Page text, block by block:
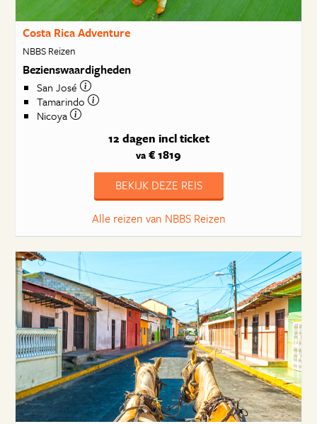
Costa Rica Adventure
NBBS Reizen
Bezienswaardigheden
San José
Tamarindo
Nicoya
12 dagen incl ticket
va € 1819
BEKIJK DEZE REIS
Alle reizen van NBBS Reizen